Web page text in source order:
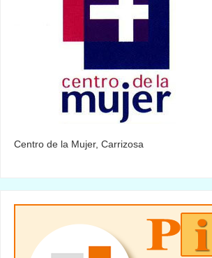
Centro de la Mujer, Carrizosa